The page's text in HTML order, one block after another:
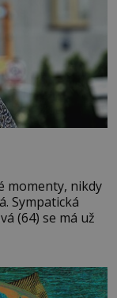
momenty, nikdy
(64) se má už